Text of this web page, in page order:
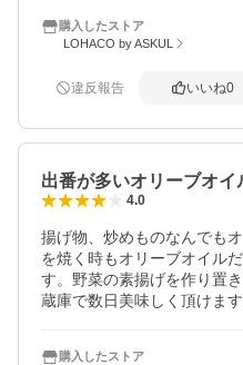
購入したストア
LOHACO by ASKUL
違反報告 いいね0
出番が多いオリーブオイ
4.0
揚げ物、炒めものなんでも
を焼く時もオリーブオイル
す。野菜の素揚げを作り置
蔵庫で数日美味しく頂けます
購入したストア